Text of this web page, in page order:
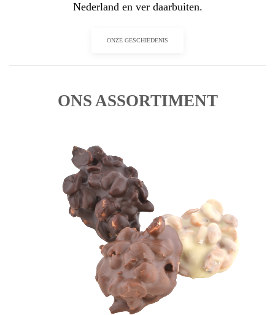
Nederland en ver daarbuiten.
ONZE GESCHIEDENIS
ONS ASSORTIMENT